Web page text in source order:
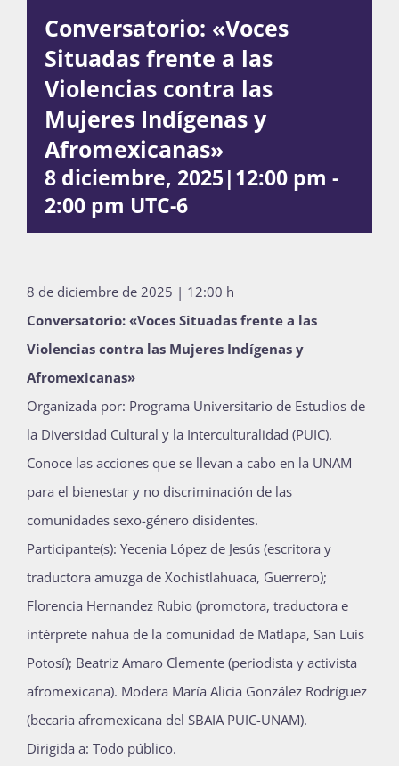
Súmate
Publicaciones
Bienvenida generación 2027-1
Conversatorio: «Voces
Situadas frente a las
Violencias contra las
Mujeres Indígenas y
Afromexicanas»
8 diciembre, 2025|12:00 pm -
2:00 pm UTC-6
8 de diciembre de 2025 | 12:00 h
Conversatorio: «Voces Situadas frente a las
Violencias contra las Mujeres Indígenas y
Afromexicanas»
Organizada por: Programa Universitario de Estudios de
la Diversidad Cultural y la Interculturalidad (PUIC).
Conoce las acciones que se llevan a cabo en la UNAM
para el bienestar y no discriminación de las
comunidades sexo-género disidentes.
Participante(s): Yecenia López de Jesús (escritora y
traductora amuzga de Xochistlahuaca, Guerrero);
Florencia Hernandez Rubio (promotora, traductora e
intérprete nahua de la comunidad de Matlapa, San Luis
Potosí); Beatriz Amaro Clemente (periodista y activista
afromexicana). Modera María Alicia González Rodríguez
(becaria afromexicana del SBAIA PUIC-UNAM).
Dirigida a: Todo público.